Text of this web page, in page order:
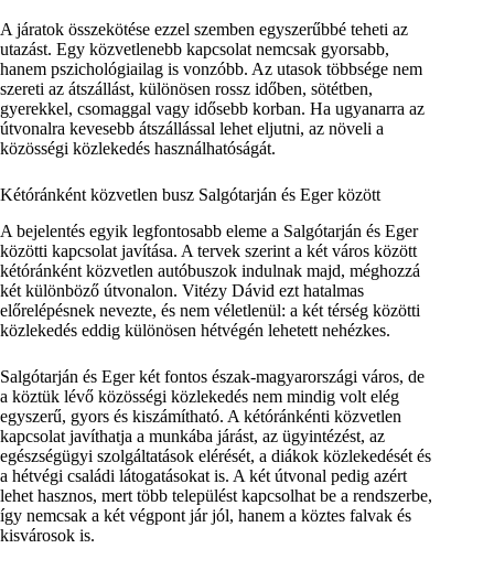
A járatok összekötése ezzel szemben egyszerűbbé teheti az
utazást. Egy közvetlenebb kapcsolat nemcsak gyorsabb,
hanem pszichológiailag is vonzóbb. Az utasok többsége nem
szereti az átszállást, különösen rossz időben, sötétben,
gyerekkel, csomaggal vagy idősebb korban. Ha ugyanarra az
útvonalra kevesebb átszállással lehet eljutni, az növeli a
közösségi közlekedés használhatóságát.
Kétóránként közvetlen busz Salgótarján és Eger között
A bejelentés egyik legfontosabb eleme a Salgótarján és Eger
közötti kapcsolat javítása. A tervek szerint a két város között
kétóránként közvetlen autóbuszok indulnak majd, méghozzá
két különböző útvonalon. Vitézy Dávid ezt hatalmas
előrelépésnek nevezte, és nem véletlenül: a két térség közötti
közlekedés eddig különösen hétvégén lehetett nehézkes.
Salgótarján és Eger két fontos észak-magyarországi város, de
a köztük lévő közösségi közlekedés nem mindig volt elég
egyszerű, gyors és kiszámítható. A kétóránkénti közvetlen
kapcsolat javíthatja a munkába járást, az ügyintézést, az
egészségügyi szolgáltatások elérését, a diákok közlekedését és
a hétvégi családi látogatásokat is. A két útvonal pedig azért
lehet hasznos, mert több települést kapcsolhat be a rendszerbe,
így nemcsak a két végpont jár jól, hanem a köztes falvak és
kisvárosok is.